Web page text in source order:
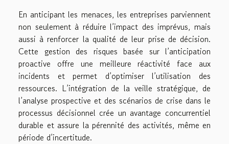
En anticipant les menaces, les entreprises parviennent
non seulement à réduire l’impact des imprévus, mais
aussi à renforcer la qualité de leur prise de décision.
Cette gestion des risques basée sur l’anticipation
proactive offre une meilleure réactivité face aux
incidents et permet d’optimiser l’utilisation des
ressources. L’intégration de la veille stratégique, de
l’analyse prospective et des scénarios de crise dans le
processus décisionnel crée un avantage concurrentiel
durable et assure la pérennité des activités, même en
période d’incertitude.